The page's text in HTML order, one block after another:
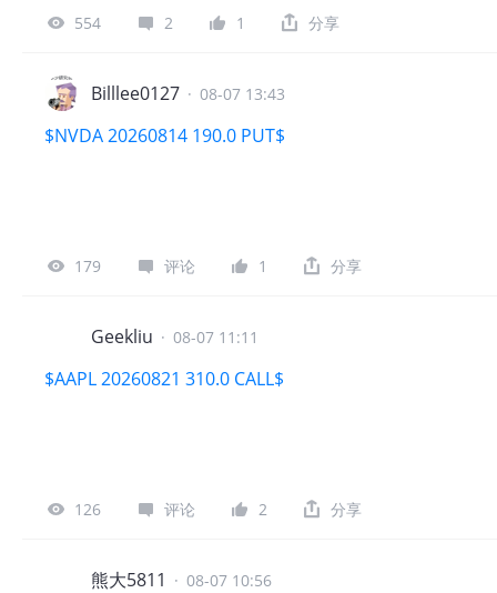
554 2 1 分享
Billlee0127 · 08-07 13:43
$NVDA 20260814 190.0 PUT$
179 评论 1 分享
Geekliu · 08-07 11:11
$AAPL 20260821 310.0 CALL$
126 评论 2 分享
熊大5811 · 08-07 10:56